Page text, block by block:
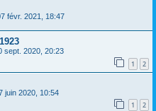
févr. 2021, 18:47
sept. 2020, 20:23
1 2
juin 2020, 10:54
1 2